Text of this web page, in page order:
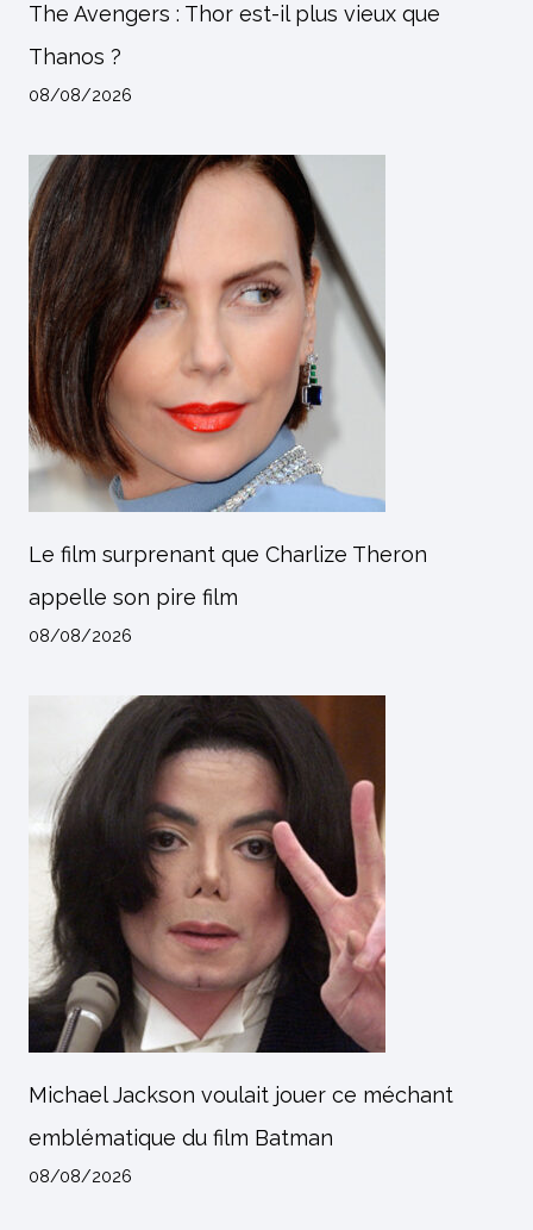
The Avengers : Thor est-il plus vieux que
Thanos ?
08/08/2026
Le film surprenant que Charlize Theron
appelle son pire film
08/08/2026
Michael Jackson voulait jouer ce méchant
emblématique du film Batman
08/08/2026